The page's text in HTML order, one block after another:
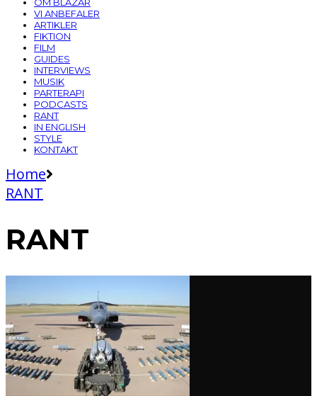
VI ANBEFALER
ARTIKLER
FIKTION
FILM
GUIDES
INTERVIEWS
MUSIK
PARTERAPI
PODCASTS
RANT
IN ENGLISH
STYLE
KONTAKT
Home
RANT
RANT